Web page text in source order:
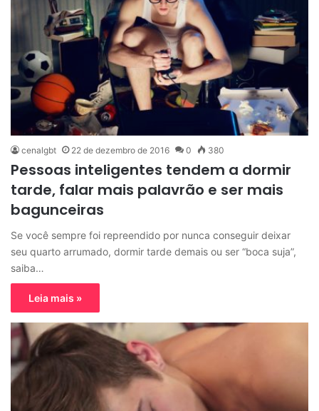
cenalgbt 22 de dezembro de 2016 0 380
Pessoas inteligentes tendem a dormir
tarde, falar mais palavrão e ser mais
bagunceiras
Se você sempre foi repreendido por nunca conseguir deixar
seu quarto arrumado, dormir tarde demais ou ser “boca suja”,
saiba…
Leia mais »